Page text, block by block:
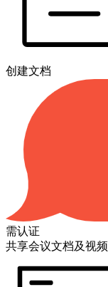
创建文档
需认证
共享会议文档及视频